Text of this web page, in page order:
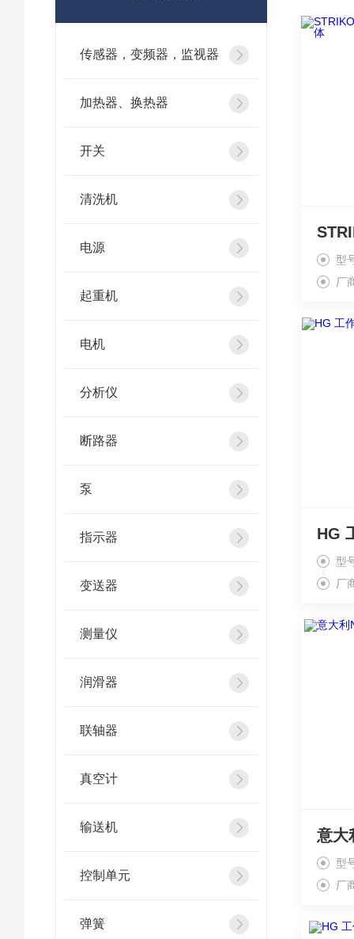
传感器，变频器，监视器
加热器、换热器
开关
清洗机
电源
起重机
电机
分析仪
断路器
泵
指示器
变送器
测量仪
润滑器
联轴器
真空计
输送机
控制单元
弹簧
型
厂
型
厂
型
厂